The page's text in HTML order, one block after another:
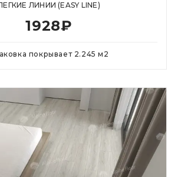
ЛИНИИ (EASY LINE)
1928₽
покрывает 2.245 м 2